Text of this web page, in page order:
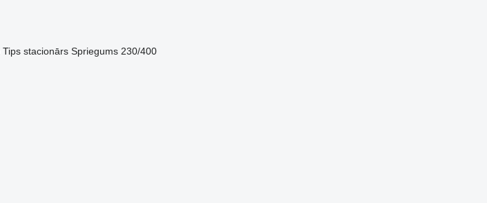
Tips stacionārs Spriegums 230/400